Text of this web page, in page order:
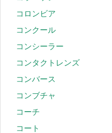
コロンビア
コンクール
コンシーラー
コンタクトレンズ
コンバース
コンブチャ
コーチ
コート